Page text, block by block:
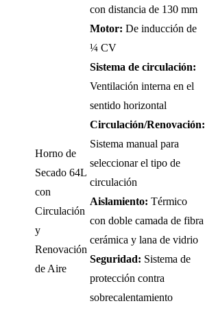
Horno de
Secado 64L
con
Circulación
y
Renovación
de Aire
con distancia de 130 mm
Motor: De inducción de
¼ CV
Sistema de circulación:
Ventilación interna en el
sentido horizontal
Circulación/Renovación:
Sistema manual para
seleccionar el tipo de
circulación
Aislamiento: Térmico
con doble camada de fibra
cerámica y lana de vidrio
Seguridad: Sistema de
protección contra
sobrecalentamiento